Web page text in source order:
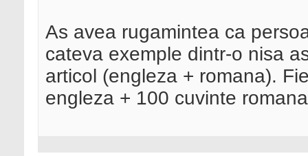
As avea rugamintea ca
cateva exemple dintr-o nisa
articol (engleza + romana).
engleza + 100 cuvinte